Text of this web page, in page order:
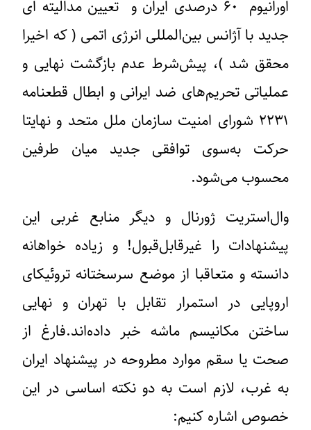
اورانیوم ۶۰ درصدی ایران و تعیین مدالیته ای
جدید با آژانس بین‌المللی انرژی اتمی ( که اخیرا
محقق شد )، پیش‌شرط عدم بازگشت نهایی و
عملیاتی تحریم‌های ضد ایرانی و ابطال قطعنامه
۲۲۳۱ شورای امنیت سازمان ملل متحد و نهایتا
حرکت به‌سوی توافقی جدید میان طرفین
محسوب می‌شود.
وال‌استریت ژورنال و دیگر منابع غربی این
پیشنهادات را غیرقابل‌قبول! و زیاده خواهانه
دانسته و متعاقبا از موضع سرسختانه تروئیکای
اروپایی در استمرار تقابل با تهران و نهایی
ساختن مکانیسم ماشه خبر داده‌اند.فارغ از
صحت یا سقم موارد مطروحه در پیشنهاد ایران
به غرب، لازم است به دو نکته اساسی در این
خصوص اشاره کنیم: